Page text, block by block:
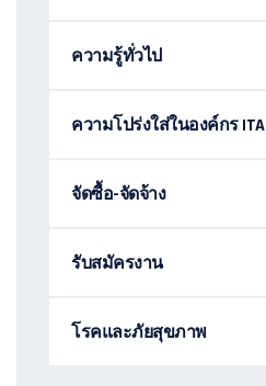
ความรู้ทั่วไป
ความโปร่งใส่ในองค์กร ITA
จัดซื้อ-จัดจ้าง
รับสมัครงาน
โรคและภัยสุขภาพ